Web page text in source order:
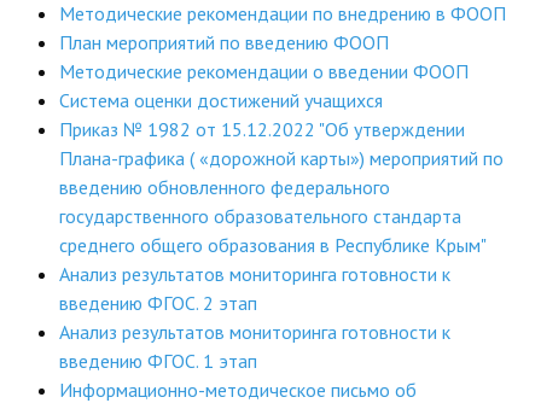
Методические рекомендации по внедрению в ФООП
План мероприятий по введению ФООП
Методические рекомендации о введении ФООП
Система оценки достижений учащихся
Приказ № 1982 от 15.12.2022 "Об утверждении
Плана-графика ( «дорожной карты») мероприятий по
введению обновленного федерального
государственного образовательного стандарта
среднего общего образования в Республике Крым"
Анализ результатов мониторинга готовности к
введению ФГОС. 2 этап
Анализ результатов мониторинга готовности к
введению ФГОС. 1 этап
Информационно-методическое письмо об